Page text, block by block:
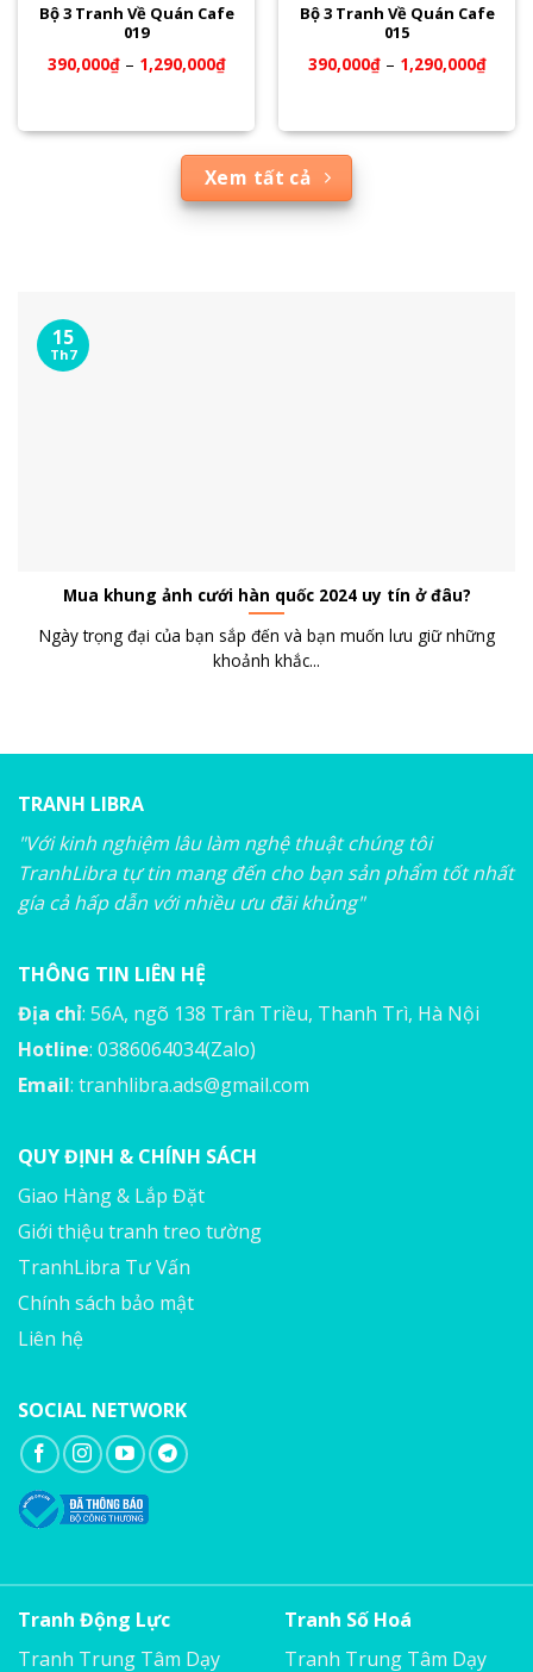
Bộ 3 Tranh Về Quán Cafe
019
390,000₫– 1,290,000₫
Bộ 3 Tranh Về Quán Cafe
015
390,000₫– 1,290,000₫
Xem tất cả
Mua khung ảnh cưới hàn quốc 2024 uy tín ở đâu?
Ngày trọng đại của bạn sắp đến và bạn muốn lưu giữ những
khoảnh khắc...
15
Th7
TRANH LIBRA
"Với kinh nghiệm lâu làm nghệ thuật chúng tôi
TranhLibra tự tin mang đến cho bạn sản phẩm tốt nhất
gía cả hấp dẫn với nhiều ưu đãi khủng"
THÔNG TIN LIÊN HỆ
Địa chỉ: 56A, ngõ 138 Trân Triều, Thanh Trì, Hà Nội
Hotline: 0386064034(Zalo)
Email: tranhlibra.ads@gmail.com
QUY ĐỊNH & CHÍNH SÁCH
Giao Hàng & Lắp Đặt
Giới thiệu tranh treo tường
TranhLibra Tư Vấn
Chính sách bảo mật
Liên hệ
SOCIAL NETWORK
Tranh Động Lực
Tranh Trung Tâm Dạy
Tranh Số Hoá
Tranh Trung Tâm Dạy